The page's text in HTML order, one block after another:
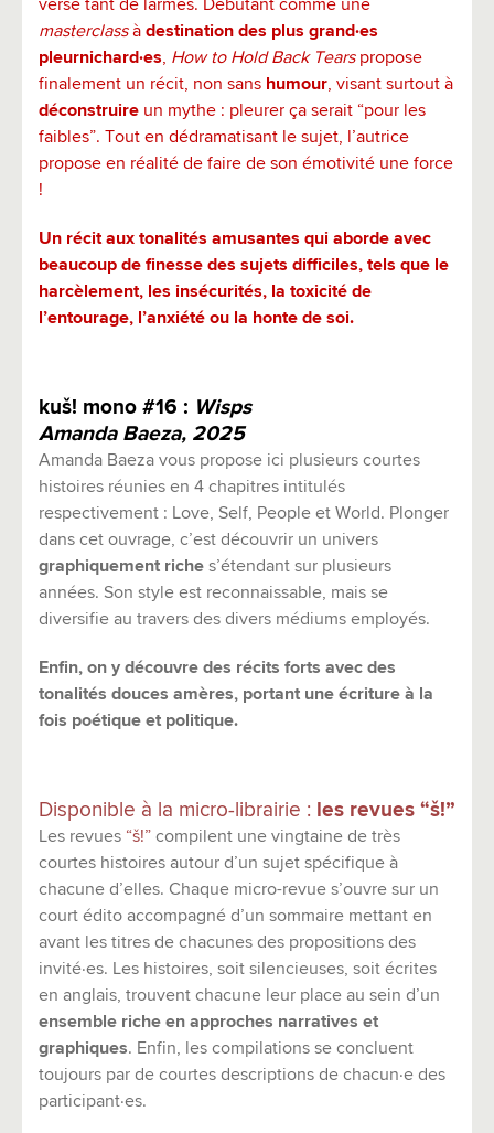
versé tant de larmes. Débutant comme une
masterclassà destination des plus grand·es
pleurnichard·es, How to Hold Back Tearspropose
finalement un récit, non sans humour, visant surtout à
déconstruire un mythe : pleurer ça serait “pour les
faibles”. Tout en dédramatisant le sujet, l’autrice
propose en réalité de faire de son émotivité une force
!
Un récit aux tonalités amusantes qui aborde avec
beaucoup de finesse des sujets difficiles, tels que le
harcèlement, les insécurités, la toxicité de
l’entourage, l’anxiété ou la honte de soi.
kuš! mono #16 : Wisps
Amanda Baeza, 2025
Amanda Baeza vous propose ici plusieurs courtes
histoires réunies en 4 chapitres intitulés
respectivement : Love, Self, People et World. Plonger
dans cet ouvrage, c’est découvrir un univers
graphiquement riche s’étendant sur plusieurs
années. Son style est reconnaissable, mais se
diversifie au travers des divers médiums employés.
Enfin, on y découvre des récits forts avec des
tonalités douces amères, portant une écriture à la
fois poétique et politique.
Disponible à la micro-librairie : les revues “š!”
Les revues “š!” compilent une vingtaine de très
courtes histoires autour d’un sujet spécifique à
chacune d’elles. Chaque micro-revue s’ouvre sur un
court édito accompagné d’un sommaire mettant en
avant les titres de chacunes des propositions des
invité·es. Les histoires, soit silencieuses, soit écrites
en anglais, trouvent chacune leur place au sein d’un
ensemble riche en approches narratives et
graphiques. Enfin, les compilations se concluent
toujours par de courtes descriptions de chacun·e des
participant·es.